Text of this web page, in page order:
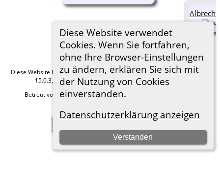
Diese Website verwendet
Cookies. Wenn Sie fortfahren,
ohne Ihre Browser-Einstellungen
zu ändern, erklären Sie sich mit
der Nutzung von Cookies
einverstanden.
Datenschutzerklärung anzeigen
Verstanden
Albrecht
Diese Website läuft mitThe Next Generation of Genealogy Sitebuilding
15.0.3, programmiert von Darrin Lythgoe © 2001-2026.
Betreut von
Roland zu Dortmund e.V.. |